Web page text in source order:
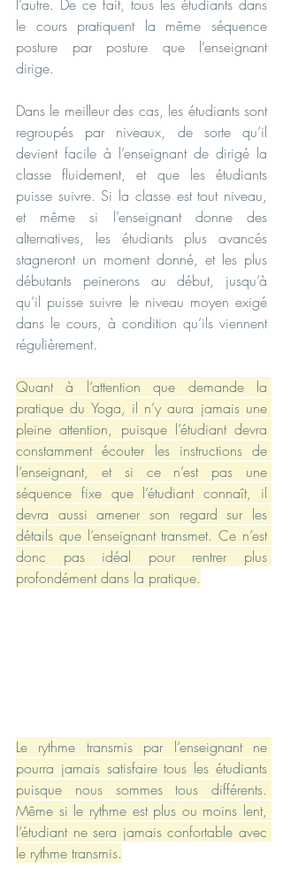
l’autre. De ce fait, tous les étudiants dans
le cours pratiquent la même séquence
posture par posture que l’enseignant
dirige.
Dans le meilleur des cas, les étudiants sont
regroupés par niveaux, de sorte qu’il
devient facile à l’enseignant de dirigé la
classe fluidement, et que les étudiants
puisse suivre. Si la classe est tout niveau,
et même si l’enseignant donne des
alternatives, les étudiants plus avancés
stagneront un moment donné, et les plus
débutants peinerons au début, jusqu’à
qu’il puisse suivre le niveau moyen exigé
dans le cours, à condition qu’ils viennent
régulièrement.
Quant à l’attention que demande la
pratique du Yoga, il n’y aura jamais une
pleine attention, puisque l’étudiant devra
constamment écouter les instructions de
l’enseignant, et si ce n’est pas une
séquence fixe que l’étudiant connaît, il
devra aussi amener son regard sur les
détails que l’enseignant transmet. Ce n’est
donc pas idéal pour rentrer plus
profondément dans la pratique.
Le rythme transmis par l’enseignant ne
pourra jamais satisfaire tous les étudiants
puisque nous sommes tous différents.
Même si le rythme est plus ou moins lent,
l’étudiant ne sera jamais confortable avec
le rythme transmis.